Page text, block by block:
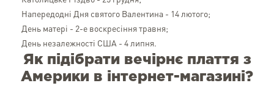
Напередодні Дня святого Валентина - 14 лютого;
День матері - 2-е воскресіння травня;
День незалежності США - 4 липня.
Як підібрати вечірнє плаття з
Америки в інтернет-магазині?